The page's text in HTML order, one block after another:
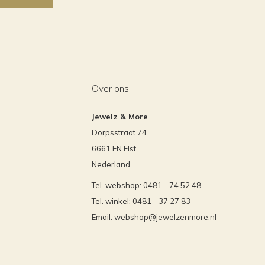
Over ons
Jewelz & More
Dorpsstraat 74
6661 EN Elst
Nederland
Tel. webshop: 0481 - 74 52 48
Tel. winkel: 0481 - 37 27 83
Email: webshop@jewelzenmore.nl